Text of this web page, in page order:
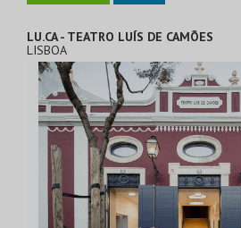
LU.CA - TEATRO LUÍS DE CAMÕES
LISBOA